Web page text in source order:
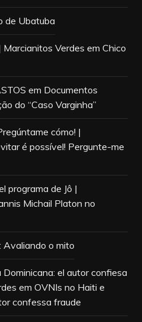
de Ubatuba
Marcianitos Verdes em Chico
em Documentos
do “Caso Varginha”
cómo! |
é possível! Pergunte-me
programa de Jô |
Michail Platon no
Avaliando o mito
el autor confiesa
em OVNIs no Haiti e
confessa fraude